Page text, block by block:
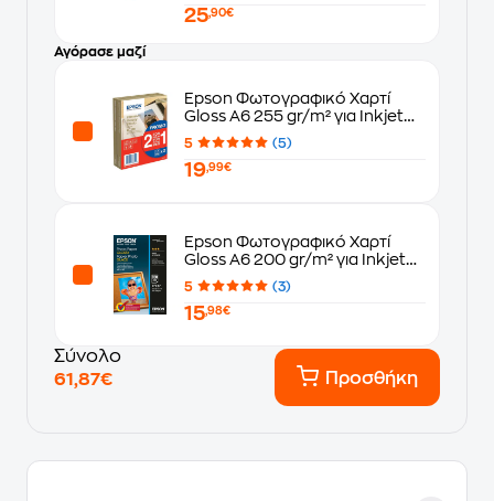
25,90€
Αγόρασε μαζί
Epson Φωτογραφικό Χαρτί
Gloss A6 255 gr/m² για Inkjet
Εκτυπωτές 40+40 φύλλα
5 (5)
19,99€
Epson Φωτογραφικό Χαρτί
Gloss A6 200 gr/m² για Inkjet
Εκτυπωτές 100 φύλλα
5 (3)
15,98€
Σύνολο
61,87€
Προσθήκη